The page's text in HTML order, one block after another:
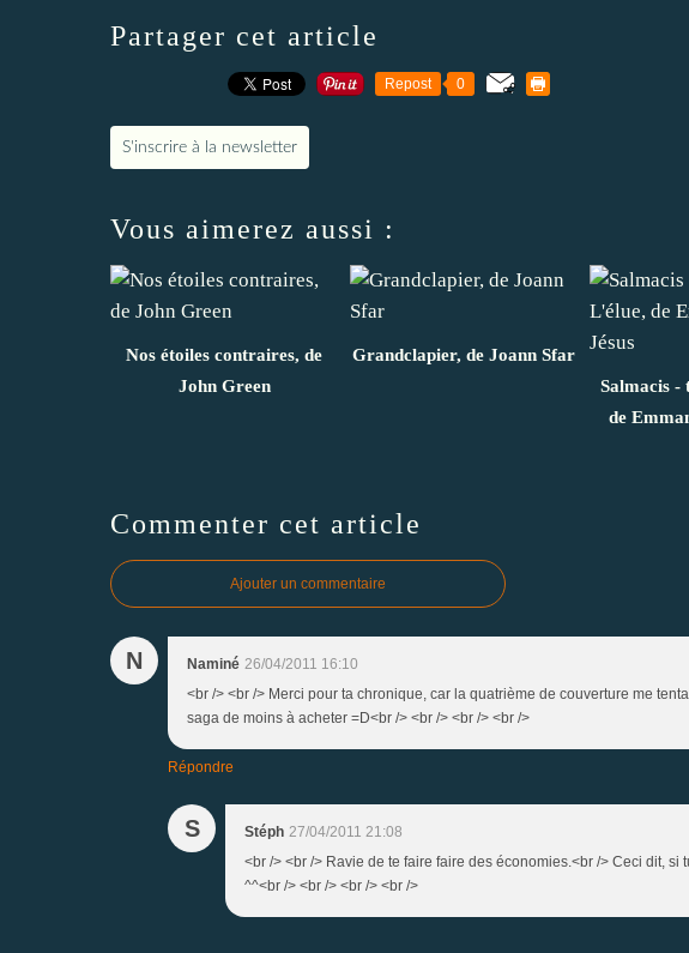
Partager cet article
Repost 0
S'inscrire à la newsletter
Vous aimerez aussi :
Nos étoiles contraires, de
John Green
Grandclapier, de Joann Sfar
Salmacis -
de
Commenter cet article
Ajouter un commentaire
N Naminé 26/04/2011 16:10
<br /> <br /> Merci pour ta chronique, car la quatrième de couverture me
saga de moins à acheter =D<br /> <br /> <br /> <br />
Répondre
S Stéph 27/04/2011 21:08
<br /> <br /> Ravie de te faire faire des économies.<br /> Ceci dit, si
^^<br /> <br /> <br /> <br />